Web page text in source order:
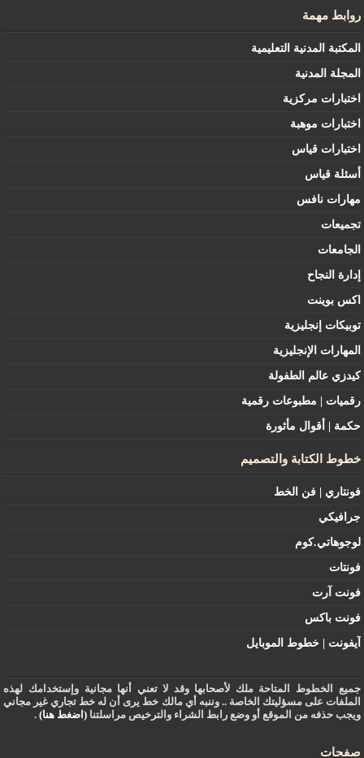
روابط مهمة
المكتبة المدنية التعليمية
المجلة المدنية
اختبارات مركزية
اختبارات موهبة
اختبارات قياس
أسئلة قياس
مهارات نافس
تجميعات
الجامعات
إدارة النجاح
اكس بوينت
توبيكات إنجليزية
المهارات الإنجليزية
كيدزي عالم الطفولة
رقميات | مطبوعات رقمية
حكمة | أقوال مأثورة
خطوط الكتابة والتصميم
فونتاري | فن الخط
جرافيكي
لوجوهاتي.كوم
فونتات
فونت آرت
فونت باكس
آيفونت | خطوط الموبايل
جميع الخطوط المتاحة ملك لأصحابها وقد لا تعني أنها مجانية وإستخدامك لهذه
الملفات على مسؤليتك الخاصة .. وننبه أي مالك خط يرى أن له خط تجاري غير مجاني
ويجب حذفه من الموقع أو وضع رابط الشراء والترخيص مراسلتنا(اضغط هنا) .
صفحات